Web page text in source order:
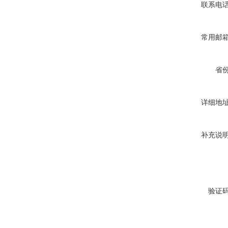
联系电
常用邮
省
详细地
补充说
验证